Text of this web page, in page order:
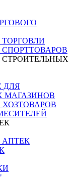
ДЛЯ
МАГАЗИНОВ
АПТЕК